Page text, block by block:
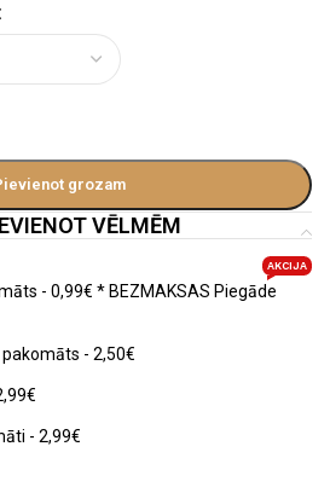
grozam
VĒLMĒM
- 0,99€ * BEZMAKSAS Piegāde
AKCIJA
- 2,50€
- 2,99€